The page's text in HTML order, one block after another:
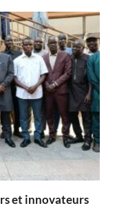
et innovateurs